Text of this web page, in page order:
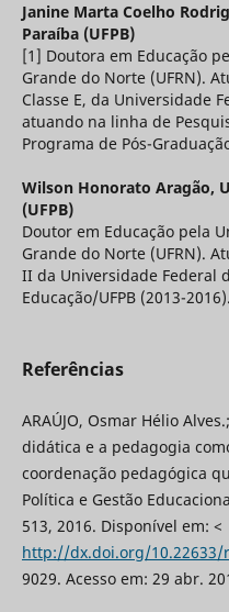
Janine Marta Coelho
Paraíba (UFPB)
[1] Doutora em Educação
Grande do Norte (UFRN).
Classe E, da Universidade
atuando na linha de
Programa de Pós-
Wilson Honorato Aragão,
(UFPB)
Doutor em Educação pela
Grande do Norte (UFRN).
II da Universidade Federal
Educação/UFPB (2013-2016).
Referências
ARAÚJO, Osmar Hélio
didática e a pedagogia
coordenação pedagógica
Política e Gestão
513, 2016. Disponível em: <
http://dx.doi.org/10.22633/
9029. Acesso em: 29 abr.